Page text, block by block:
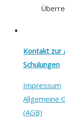
Kontakt zur
Schulungen
Impressum
Allgemeine
(AGB)